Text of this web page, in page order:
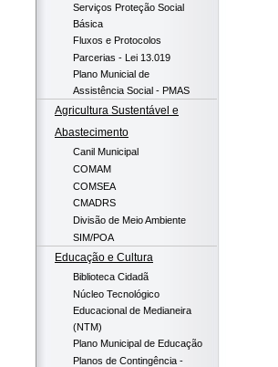
Serviços Proteção Social
Básica
Fluxos e Protocolos
Parcerias - Lei 13.019
Plano Municial de
Assistência Social - PMAS
Agricultura Sustentável e
Abastecimento
Canil Municipal
COMAM
COMSEA
CMADRS
Divisão de Meio Ambiente
SIM/POA
Educação e Cultura
Biblioteca Cidadã
Núcleo Tecnológico
Educacional de Medianeira
(NTM)
Plano Municipal de Educação
Planos de Contingência -